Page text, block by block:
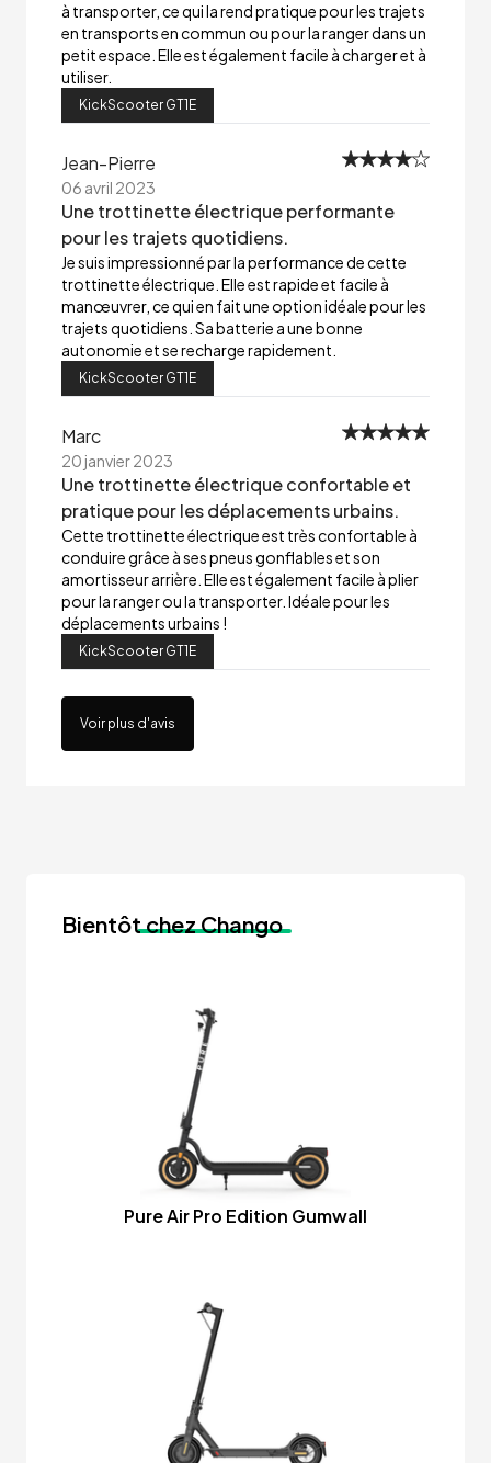
à transporter, ce qui la rend pratique pour les trajets
en transports en commun ou pour la ranger dans un
petit espace. Elle est également facile à charger et à
utiliser.
KickScooter GT1E
Jean-Pierre
06 avril 2023
Une trottinette électrique performante
pour les trajets quotidiens.
Je suis impressionné par la performance de cette
trottinette électrique. Elle est rapide et facile à
manœuvrer, ce qui en fait une option idéale pour les
trajets quotidiens. Sa batterie a une bonne
autonomie et se recharge rapidement.
KickScooter GT1E
Marc
20 janvier 2023
Une trottinette électrique confortable et
pratique pour les déplacements urbains.
Cette trottinette électrique est très confortable à
conduire grâce à ses pneus gonflables et son
amortisseur arrière. Elle est également facile à plier
pour la ranger ou la transporter. Idéale pour les
déplacements urbains !
KickScooter GT1E
Voir plus d'avis
Bientôtchez Chango
Pure Air Pro Edition Gumwall